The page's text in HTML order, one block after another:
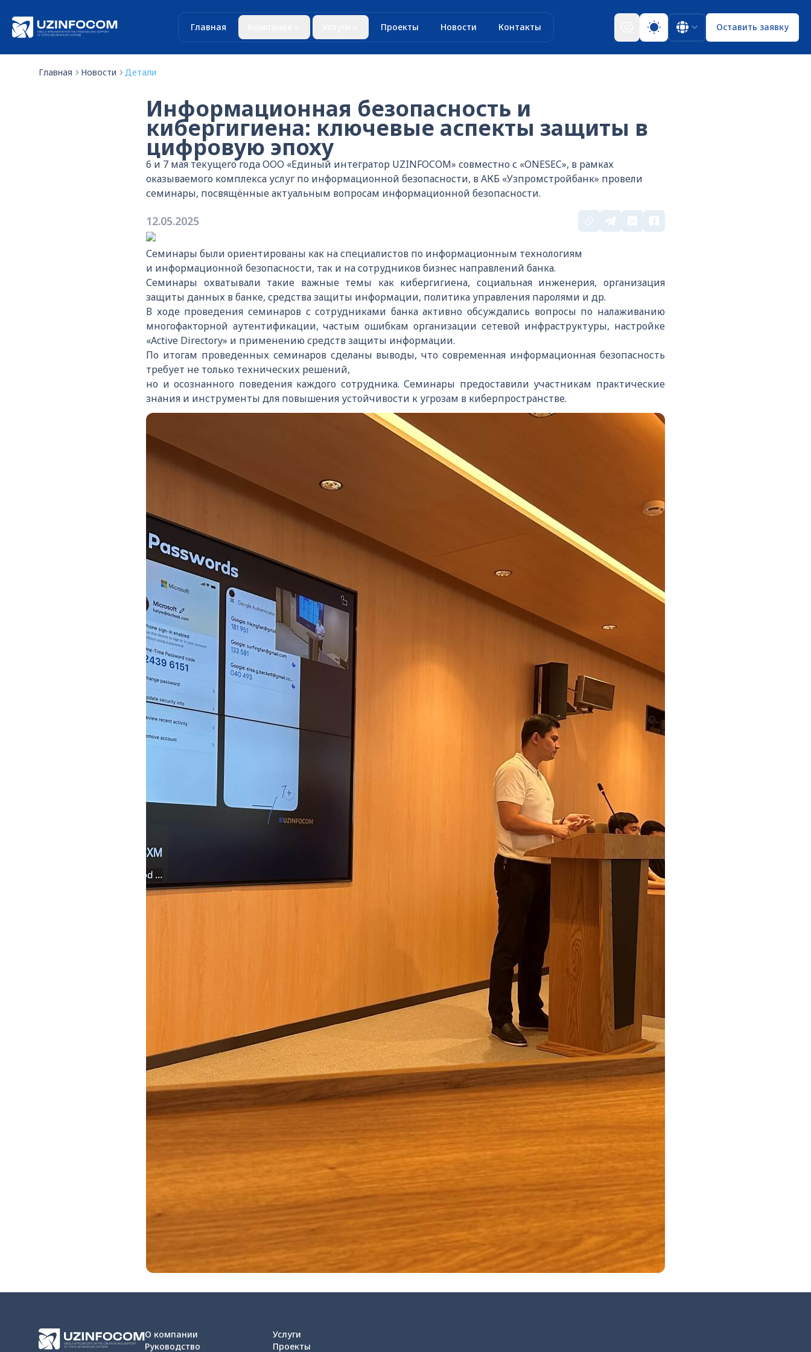
Главная Проекты Новости Контакты Оставить заявку
Главная Новости Детали
Информационная безопасность и
кибергигиена: ключевые аспекты защиты в
цифровую эпоху
6 и 7 мая текущего года ООО «Единый интегратор UZINFOCOM» совместно с «ONESEC», в рамках
оказываемого комплекса услуг по информационной безопасности, в АКБ «Узпромстройбанк» провели
семинары, посвящённые актуальным вопросам информационной безопасности.
12.05.2025
Семинары были ориентированы как на специалистов по информационным технологиям
и информационной безопасности, так и на сотрудников бизнес направлений банка.
Семинары охватывали такие важные темы как кибергигиена, социальная инженерия, организация
защиты данных в банке, средства защиты информации, политика управления паролями и др.
В ходе проведения семинаров с сотрудниками банка активно обсуждались вопросы по налаживанию
многофакторной аутентификации, частым ошибкам организации сетевой инфраструктуры, настройке
«Active Directory» и применению средств защиты информации.
По итогам проведенных семинаров сделаны выводы, что современная информационная безопасность
требует не только технических решений,
но и осознанного поведения каждого сотрудника. Семинары предоставили участникам практические
знания и инструменты для повышения устойчивости к угрозам в киберпространстве.
О компании
Руководство
Услуги
Проекты